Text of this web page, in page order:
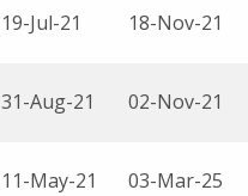
19-Jul-21 18-Nov-21
31-Aug-21 02-Nov-21
11-May-21 03-Mar-25